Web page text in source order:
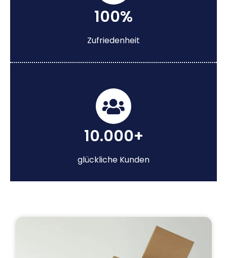
100%
Zufriedenheit
10.000+
glückliche Kunden